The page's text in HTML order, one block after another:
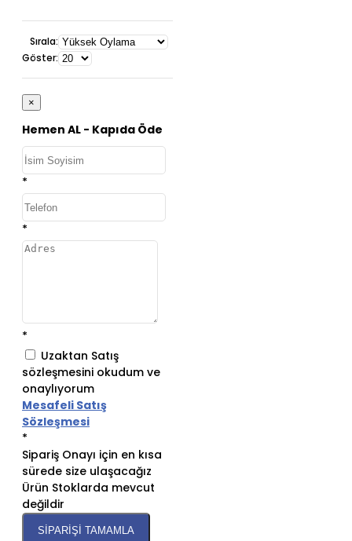
Ayrıca, penis pompasının
kullanmanın faydaları,
doğru kullanımı ve yan
etkileri hakkında da sizleri
merak ettiğiniz en iyi
hangileri olduğunu ve
kullanıcıların bu konudaki
yorumlarını da
paylaşacağız. Hadi
başlayalım!
Penis Büyütücü
Büyütücü pompalar,
erkeklerin cinsel
performansını artırmak
veya penis boyutunu
büyütmek amacıyla
kullanılan birçok teknikten
kullanıldıkları bölgeye
kan akışını artırarak
ereksiyonu sağlarlar.
Penis pompaları, farklı
modellerde ve fiyat
Sırala:
Göster:
×
Hemen AL - Kapıda Öde
*
*
*
Uzaktan Satış
sözleşmesini okudum ve
onaylıyorum
Mesafeli Satış
Sözleşmesi
*
Sipariş Onayı için en kısa
sürede size ulaşacağız
Ürün Stoklarda mevcut
değildir
SIPARIŞI TAMAMLA